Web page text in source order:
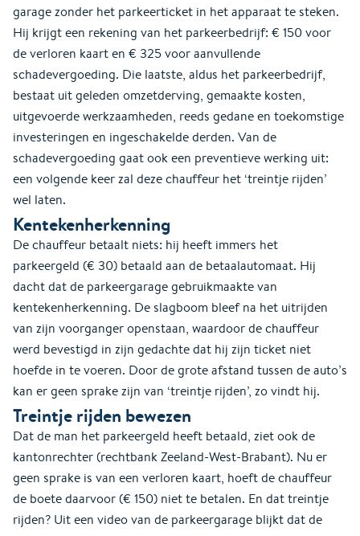
garage zonder het parkeerticket in het apparaat te steken.
Hij krijgt een rekening van het parkeerbedrijf: € 150 voor
de verloren kaart en € 325 voor aanvullende
schadevergoeding. Die laatste, aldus het parkeerbedrijf,
bestaat uit geleden omzetderving, gemaakte kosten,
uitgevoerde werkzaamheden, reeds gedane en toekomstige
investeringen en ingeschakelde derden. Van de
schadevergoeding gaat ook een preventieve werking uit:
een volgende keer zal deze chauffeur het ‘treintje rijden’
wel laten.
Kentekenherkenning
De chauffeur betaalt niets: hij heeft immers het
parkeergeld (€ 30) betaald aan de betaalautomaat. Hij
dacht dat de parkeergarage gebruikmaakte van
kentekenherkenning. De slagboom bleef na het uitrijden
van zijn voorganger openstaan, waardoor de chauffeur
werd bevestigd in zijn gedachte dat hij zijn ticket niet
hoefde in te voeren. Door de grote afstand tussen de auto’s
kan er geen sprake zijn van ‘treintje rijden’, zo vindt hij.
Treintje rijden bewezen
Dat de man het parkeergeld heeft betaald, ziet ook de
kantonrechter (rechtbank Zeeland-West-Brabant). Nu er
geen sprake is van een verloren kaart, hoeft de chauffeur
de boete daarvoor (€ 150) niet te betalen. En dat treintje
rijden? Uit een video van de parkeergarage blijkt dat de